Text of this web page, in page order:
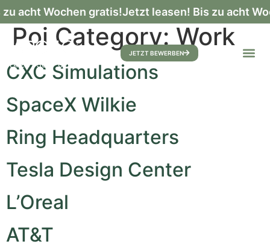
acht Wochen gratis!Jetzt leasen! Bis zu acht
(424) 304-0232
JETZT BEWERBEN
Poi Category: Work
CXC Simulations
SpaceX Wilkie
Ring Headquarters
Tesla Design Center
L’Oreal
AT&T